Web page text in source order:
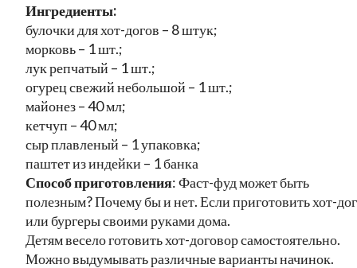
Ингредиенты:
булочки для хот-догов – 8 штук;
морковь – 1 шт.;
лук репчатый – 1 шт.;
огурец свежий небольшой – 1 шт.;
майонез – 40 мл;
кетчуп – 40 мл;
сыр плавленый – 1 упаковка;
паштет из индейки – 1 банка
Способ приготовления: Фаст-фуд может быть
полезным? Почему бы и нет. Если приготовить хот-
или бургеры своими руками дома.
Детям весело готовить хот-договор самостоятельно.
Можно выдумывать различные варианты начинок.